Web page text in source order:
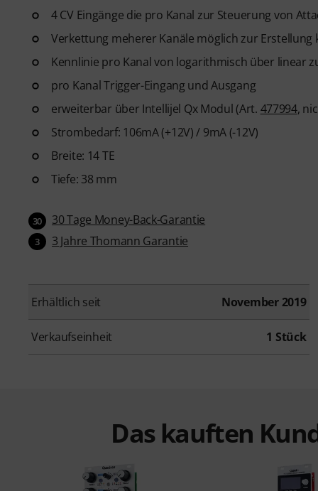
4 CV Eingänge die pro Kanal zur Steuerung von
Verkettung meherer Kanäle möglich zur
Kennlinie pro Kanal von logarithmisch über linear
pro Kanal Trigger-Eingang und Ausgang
erweiterbar über Intellijel Qx Modul (Art. 477994,
Strombedarf: 106mA (+12V) / 9mA (-12V)
Breite: 14 TE
Tiefe: 38 mm
30 30 Tage Money-Back-Garantie
3 3 Jahre Thomann Garantie
Erhältlich seit November 2019
Verkaufseinheit 1 Stück
Das kauften